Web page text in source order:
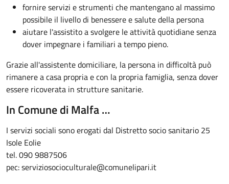
fornire servizi e strumenti che mantengano al massimo
possibile il livello di benessere e salute della persona
aiutare l'assistito a svolgere le attività quotidiane senza
dover impegnare i familiari a tempo pieno.
Grazie all'assistente domiciliare, la persona in difficoltà può
rimanere a casa propria e con la propria famiglia, senza dover
essere ricoverata in strutture sanitarie.
In Comune di Malfa …
I servizi sociali sono erogati dal Distretto socio sanitario 25
Isole Eolie
tel. 090 9887506
pec: serviziosocioculturale@comunelipari.it